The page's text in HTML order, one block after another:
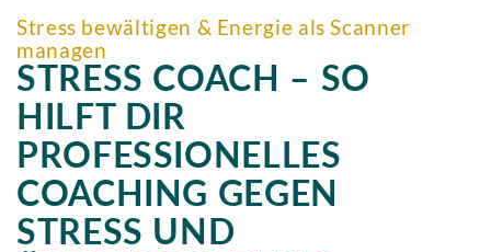
Stress bewältigen & Energie als Scanner
managen
STRESS COACH – SO
HILFT DIR
PROFESSIONELLES
COACHING GEGEN
STRESS UND